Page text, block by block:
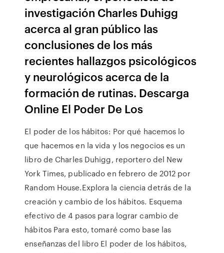
investigación Charles Duhigg
acerca al gran público las
conclusiones de los más
recientes hallazgos psicológicos
y neurológicos acerca de la
formación de rutinas. Descarga
Online El Poder De Los
El poder de los hábitos: Por qué hacemos lo
que hacemos en la vida y los negocios es un
libro de Charles Duhigg, reportero del New
York Times, publicado en febrero de 2012 por
Random House.Explora la ciencia detrás de la
creación y cambio de los hábitos. Esquema
efectivo de 4 pasos para lograr cambio de
hábitos Para esto, tomaré como base las
enseñanzas del libro El poder de los hábitos,